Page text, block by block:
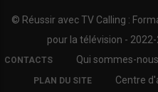
© Réussir avecTV Calling :
pour la télévision - 2022-
FOOTER
COPYRIGHT
CONTACTS Qui sommes-
PLAN DU SITE Centre